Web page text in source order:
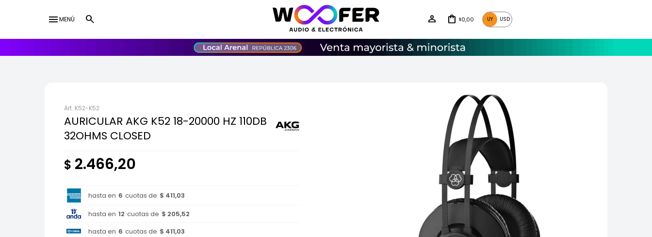
menuMENÚ $0,00 UY USD
K52-K52
AURICULAR AKG K52 18-20000 HZ 110DB
32OHMS CLOSED
$ 2.466,20
hasta en 6 cuotas de $ 411,03
hasta en 12 cuotas de $ 205,52
hasta en 6 cuotas de $ 411,03